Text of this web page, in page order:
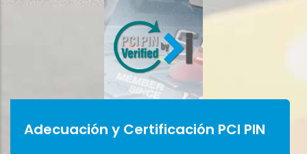
Adecuación y Certificación PCI PIN